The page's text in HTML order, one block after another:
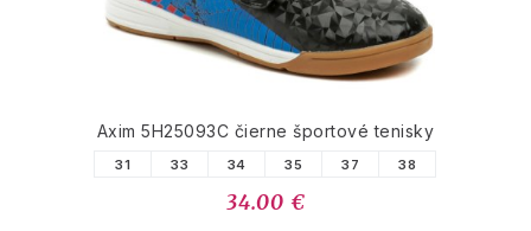
Axim 5H25093C čierne športové tenisky
31 33 34 35 37 38
34.00 €